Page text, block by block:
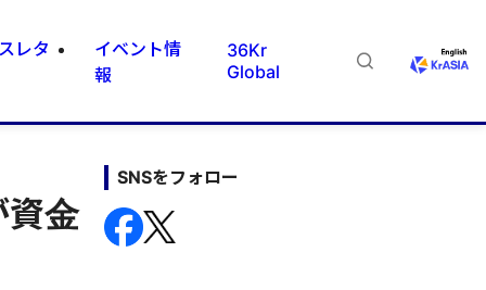
レタ
イベント情
報
36Kr
Global
金
SNSをフォロー